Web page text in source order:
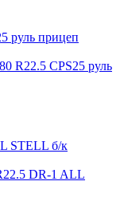
R22.5 CPS25 руль
DR-1 ALL